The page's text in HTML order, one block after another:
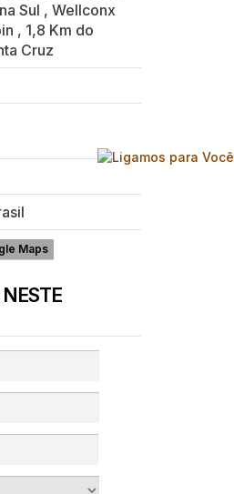
Sul , Wellconx
, 1,8 Km do
Cruz
Maps